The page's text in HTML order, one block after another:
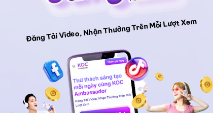
Đăng Tải Video, Nhận Thưởng Trên Mỗi Lượt Xem